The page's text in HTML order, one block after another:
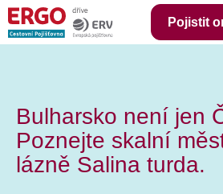
Pojistit
Bulharsko není jen
Poznejte skalní
lázně Salina turda.